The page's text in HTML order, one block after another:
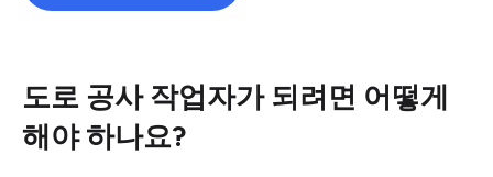
도로 공사 작업자가 되려면 어떻게
해야 하나요?